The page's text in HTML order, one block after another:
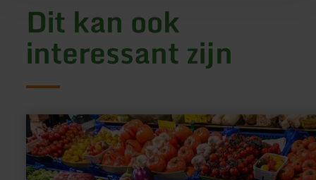
Dit kan ook
interessant zijn
meer
informatie
over:
Boerenmarkt
Gerolstein